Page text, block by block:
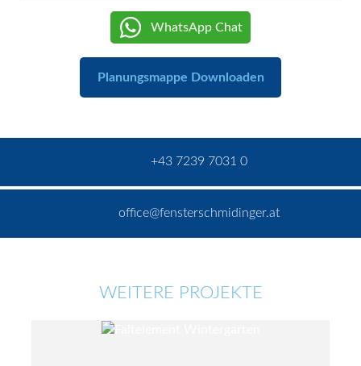
WhatsApp Chat
Planungsmappe Downloaden
+43 7239 7031 0
office@fensterschmidinger.at
WEITERE PROJEKTE